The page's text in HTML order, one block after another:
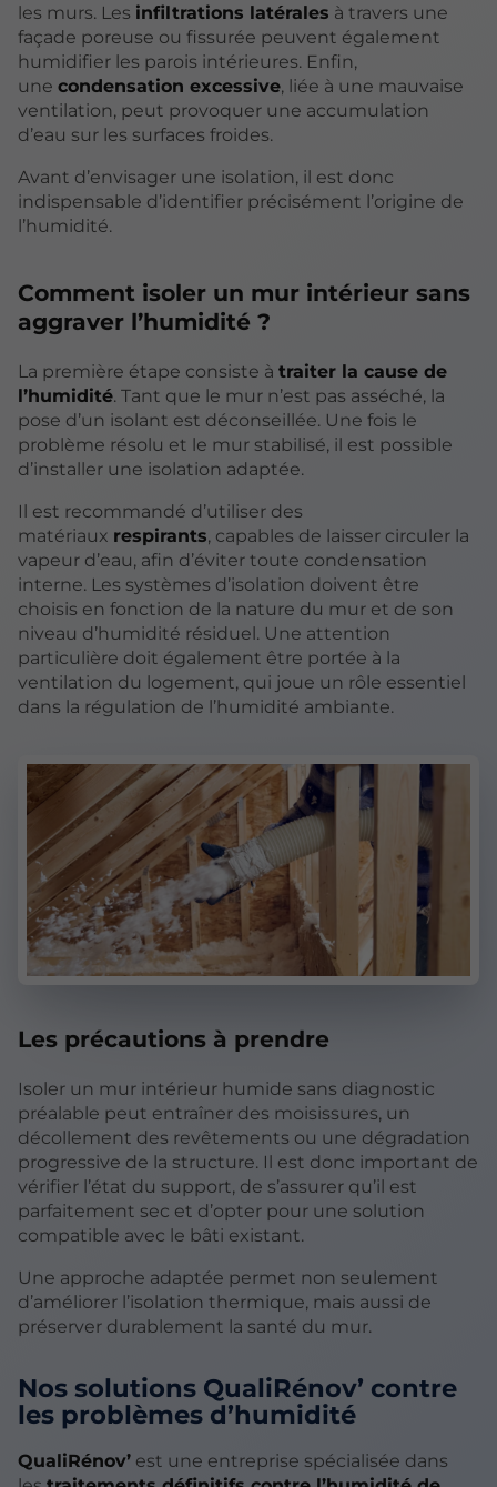
les murs. Les infiltrations latérales à travers une
façade poreuse ou fissurée peuvent également
humidifier les parois intérieures. Enfin,
une condensation excessive, liée à une mauvaise
ventilation, peut provoquer une accumulation
d’eau sur les surfaces froides.
Avant d’envisager une isolation, il est donc
indispensable d’identifier précisément l’origine de
l’humidité.
Comment isoler un mur intérieur sans
aggraver l’humidité ?
La première étape consiste à traiter la cause de
l’humidité. Tant que le mur n’est pas asséché, la
pose d’un isolant est déconseillée. Une fois le
problème résolu et le mur stabilisé, il est possible
d’installer une isolation adaptée.
Il est recommandé d’utiliser des
matériaux respirants, capables de laisser circuler la
vapeur d’eau, afin d’éviter toute condensation
interne. Les systèmes d’isolation doivent être
choisis en fonction de la nature du mur et de son
niveau d’humidité résiduel. Une attention
particulière doit également être portée à la
ventilation du logement, qui joue un rôle essentiel
dans la régulation de l’humidité ambiante.
Les précautions à prendre
Isoler un mur intérieur humide sans diagnostic
préalable peut entraîner des moisissures, un
décollement des revêtements ou une dégradation
progressive de la structure. Il est donc important de
vérifier l’état du support, de s’assurer qu’il est
parfaitement sec et d’opter pour une solution
compatible avec le bâti existant.
Une approche adaptée permet non seulement
d’améliorer l’isolation thermique, mais aussi de
préserver durablement la santé du mur.
Nos solutions QualiRénov’ contre
les problèmes d’humidité
QualiRénov’ est une entreprise spécialisée dans